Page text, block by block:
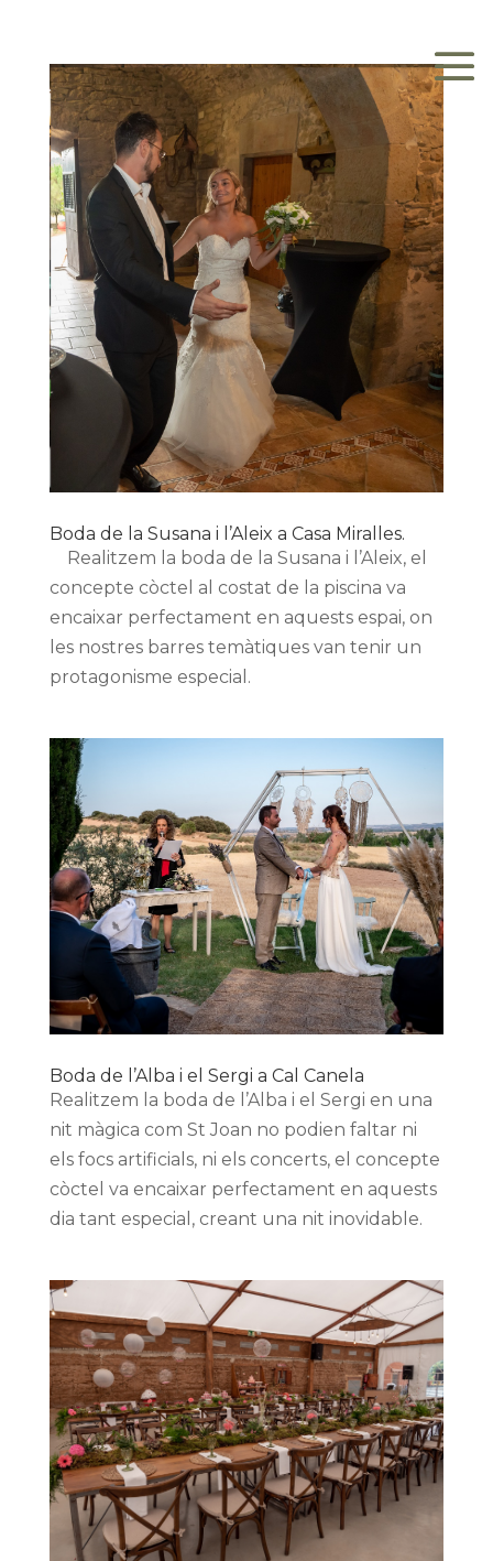
Boda de la Susana i l’Aleix a Casa Miralles.
Realitzem la boda de la Susana i l’Aleix, el
concepte còctel al costat de la piscina va
encaixar perfectament en aquests espai, on
les nostres barres temàtiques van tenir un
protagonisme especial.
Boda de l’Alba i el Sergi a Cal Canela
Realitzem la boda de l’Alba i el Sergi en una
nit màgica com St Joan no podien faltar ni
els focs artificials, ni els concerts, el concepte
còctel va encaixar perfectament en aquests
dia tant especial, creant una nit inovidable.